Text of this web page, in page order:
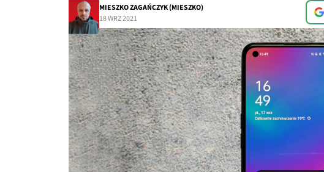
MIESZKO ZAGAŃCZYK (MIESZKO)
18 WRZ 2021